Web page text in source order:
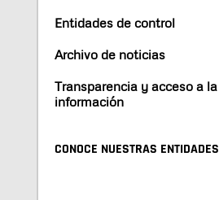
Entidades de control
Archivo de noticias
Transparencia y acceso a la
información
CONOCE NUESTRAS ENTIDADES